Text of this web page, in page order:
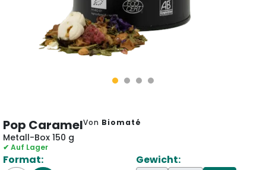
Pop CaramelVon Biomaté
Metall-Box 150 g
✔ Auf Lager
Format: Gewicht: